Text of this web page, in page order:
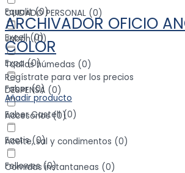
Equalit (0)
Excell (0)
Expo (0)
Faber (0)
Faber Castell (0)
Factis (0)
Fellowes (0)
CUIDADO PERSONAL (0)
Jabón (0)
Toallas húmedas (0)
DESPENSA (0)
Accesorios (0)
Aceite, sal y condimentos (0)
Comidas instantaneas (0)
ARCHIVADOR OFICIO
COLOR
Regístrate para ver los precios
Añadir producto